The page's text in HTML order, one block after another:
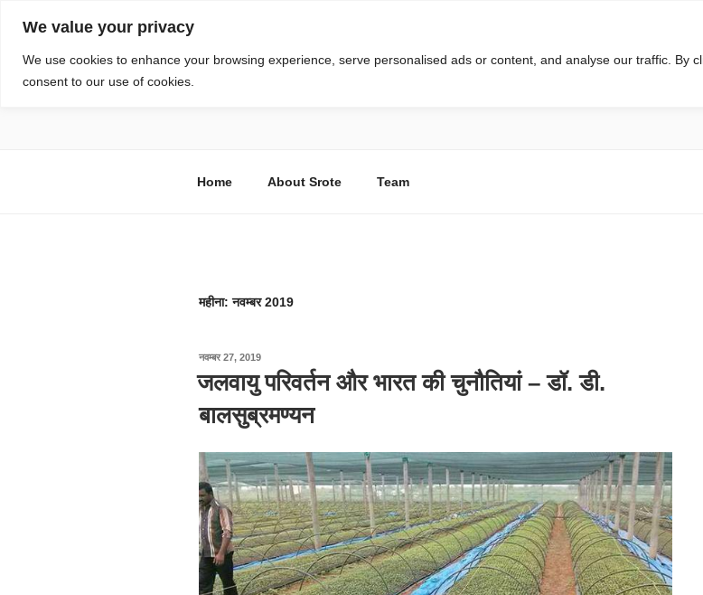
We value your privacy
We use cookies to enhance your browsing experience, serve personalised ads or content, and analyse our traffic. By
consent to our use of cookies. स्रोत
Home About Srote Team
महीना:नवम्बर 2019
नवम्बर 27, 2019पर
प्रकाशित
किया
जलवायु परिवर्तन और भारत की चुनौतियां – डॉ. डी.
बालसुब्रमण्यन